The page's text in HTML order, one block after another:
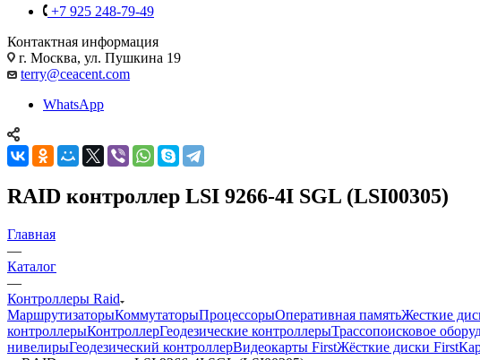
+7 925 248-79-49
Контактная информация
г. Москва, ул. Пушкина 19
terry@ceacent.com
WhatsApp
RAID контроллер LSI 9266-4I SGL (LSI00305)
Главная
—
Каталог
—
Контроллеры Raid
МаршрутизаторыКоммутаторыПроцессорыОперативная памятьЖесткие
контроллерыКонтроллерГеодезические контроллерыТрассопоисковое
нивелирыГеодезический контроллерВидеокарты FirstЖёсткие диски First